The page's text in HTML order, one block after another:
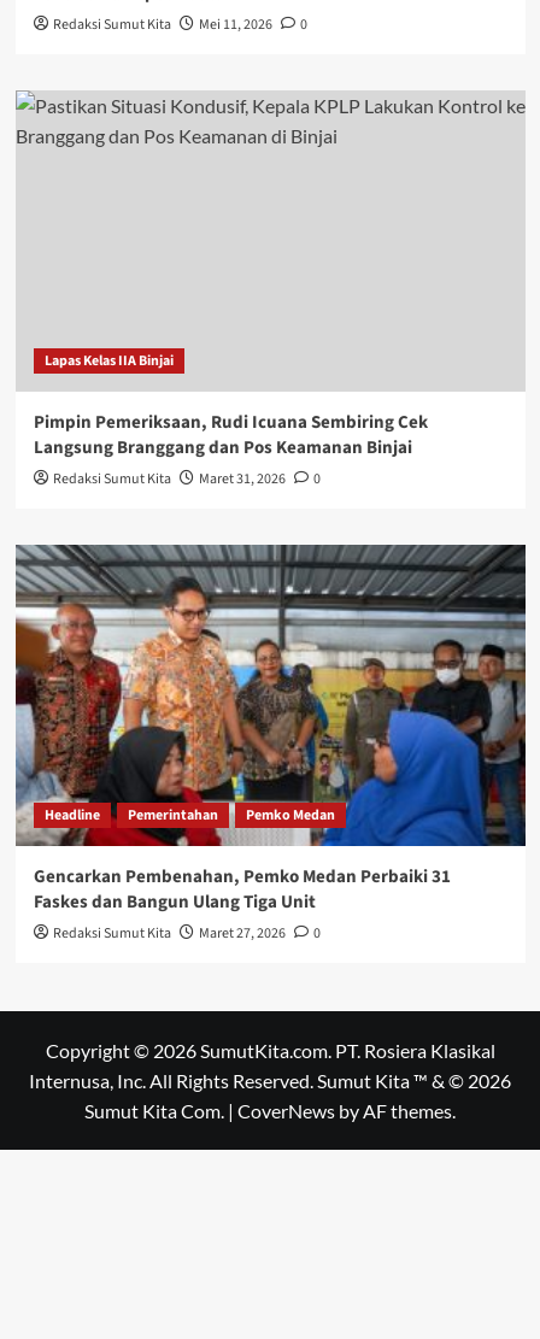
Redaksi Sumut Kita Mei 11, 2026 0
Lapas Kelas IIA Binjai
Pimpin Pemeriksaan, Rudi Icuana Sembiring Cek
Langsung Branggang dan Pos Keamanan Binjai
Redaksi Sumut Kita Maret 31, 2026 0
Headline Pemerintahan Pemko Medan
Gencarkan Pembenahan, Pemko Medan Perbaiki 31
Faskes dan Bangun Ulang Tiga Unit
Redaksi Sumut Kita Maret 27, 2026 0
Copyright © 2026 SumutKita.com. PT. Rosiera Klasikal
Internusa, Inc. All Rights Reserved. Sumut Kita ™ & © 2026
Sumut Kita Com. | CoverNews by AF themes.